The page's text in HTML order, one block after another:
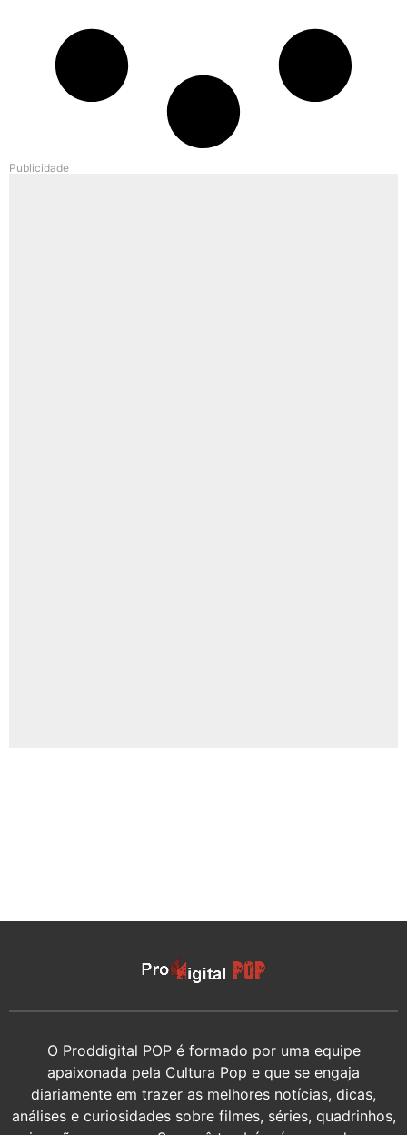
Publicidade
O Proddigital POP é formado por uma equipe
apaixonada pela Cultura Pop e que se engaja
diariamente em trazer as melhores notícias, dicas,
análises e curiosidades sobre filmes, séries, quadrinhos,